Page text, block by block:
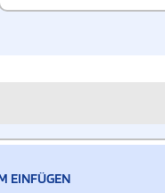
EINFÜGEN